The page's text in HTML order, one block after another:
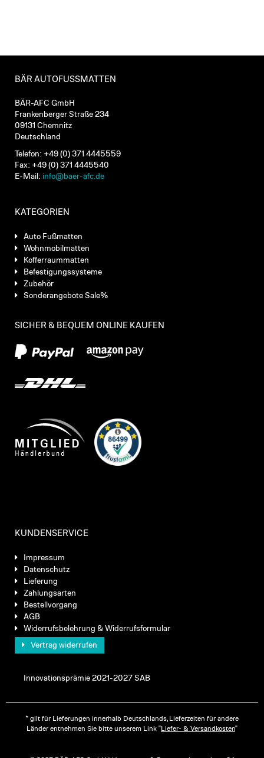
BÄR AUTOFUSSMATTEN
BÄR-AFC GmbH
Frankenberger Straße 234
09131 Chemnitz
Deutschland
Telefon: +49 (0) 371 4445559
Fax: +49 (0) 371 4445540
E-Mail: info@baer-afc.de
KATEGORIEN
Auto Fußmatten
Wohnmobilmatten
Kofferraummatten
Befestigungssysteme
Zubehör
Sonderangebote Sale%
SICHER & BEQUEM ONLINE KAUFEN
KUNDENSERVICE
Impressum
Datenschutz
Lieferung
Zahlungsarten
Bestellvorgang
AGB
Widerrufsbelehrung & Widerrufsformular
Vertrag widerrufen
Innovationsprämie 2021-2027 SAB
* gilt für Lieferungen innerhalb Deutschlands, Lieferzeiten für andere
Länder entnehmen Sie bitte unserem Link "Liefer- & Versandkosten"